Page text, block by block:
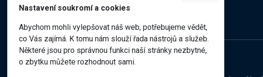
Název školy
Nastavení soukromí a cookies
Abychom mohli vylepšovat náš web, potřebujeme vědět,
co Vás zajímá. K tomu nám slouží řada nástrojů a služeb.
Některé jsou pro správnou funkci naší stránky nezbytné,
o zbytku můžete rozhodnout sami.